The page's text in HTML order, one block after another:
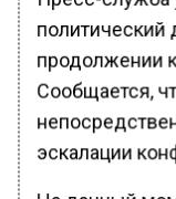
политический
продолжении
Сообщается,
эскалации